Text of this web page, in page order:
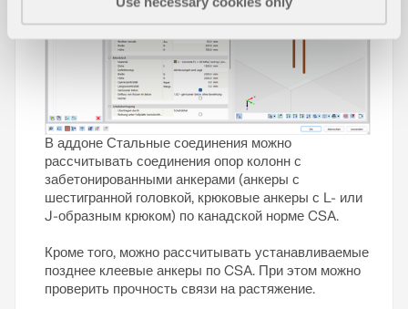
В аддоне Стальные соединения можно
рассчитывать соединения опор колонн с
забетонированными анкерами (анкеры с
шестигранной головкой, крюковые анкеры с L- или
J-образным крюком) по канадской норме CSA.
Кроме того, можно рассчитывать устанавливаемые
позднее клеевые анкеры по CSA. При этом можно
проверить прочность связи на растяжение.